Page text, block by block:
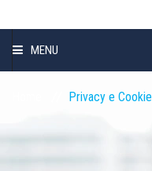
MENU
CHI SIAMO
Privacy e Cookie